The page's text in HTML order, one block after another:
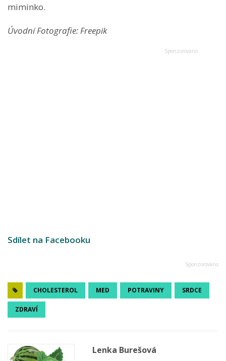
miminko.
Úvodní Fotografie: Freepik
Sdílet na Facebooku
CHOLESTEROL MED POTRAVINY SRDCE
ZDRAVÍ
Lenka Burešová